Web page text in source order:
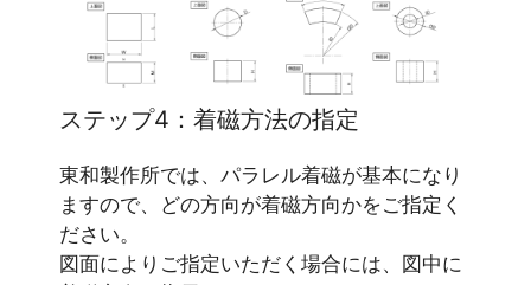
ステップ4：着磁方法の指定
東和製作所では、パラレル着磁が基本になり
ますので、どの方向が着磁方向かをご指定く
ださい。
図面によりご指定いただく場合には、図中に